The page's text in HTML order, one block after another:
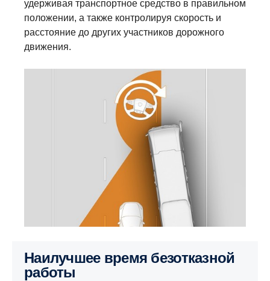
удерживая транспортное средство в правильном
положении, а также контролируя скорость и
расстояние до других участников дорожного
движения.
Наилучшее время безотказной
работы